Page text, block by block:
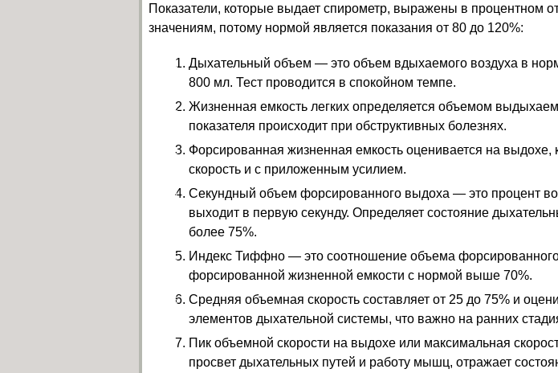
Показатели, которые выдает спирометр, выражены в процентном
значениям, потому нормой является показания от 80 до 120%:
Дыхательный объем — это объем вдыхаемого воздуха в
800 мл. Тест проводится в спокойном темпе.
Жизненная емкость легких определяется объемом
показателя происходит при обструктивных болезнях.
Форсированная жизненная емкость оценивается на выдохе,
скорость и с приложенным усилием.
Секундный объем форсированного выдоха — это процент
выходит в первую секунду. Определяет состояние
более 75%.
Индекс Тиффно — это соотношение объема форсированного
форсированной жизненной емкости с нормой выше 70%.
Средняя объемная скорость составляет от 25 до 75% и
элементов дыхательной системы, что важно на ранних
Пик объемной скорости на выдохе или максимальная
просвет дыхательных путей и работу мышц, отражает